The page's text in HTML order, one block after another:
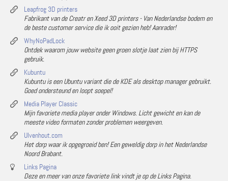
Leapfrog 3D printers
Fabrikant van de Creatr en Xeed 3D printers - Van Nederlandse bodem en
de beste customer service die ik ooit gezien heb! Aanrader!
WhyNoPadLock
Ontdek waarom jouw website geen groen slotje laat zien bij HTTPS
gebruik.
Kubuntu
Kubuntu is een Ubuntu variant die de KDE als desktop manager gebruikt.
Goed ondersteund en loopt soepel!
Media Player Classic
Mijn favoriete media player onder Windows. Licht gewicht en kan de
meeste video formaten zonder problemen weergeven.
Ulvenhout.com
Het dorp waar ik opgegroeid ben! Een geweldig dorp in het Nederlandse
Noord Brabant.
Links Pagina
Deze en meer van onze favoriete link vindt je op de Links Pagina.